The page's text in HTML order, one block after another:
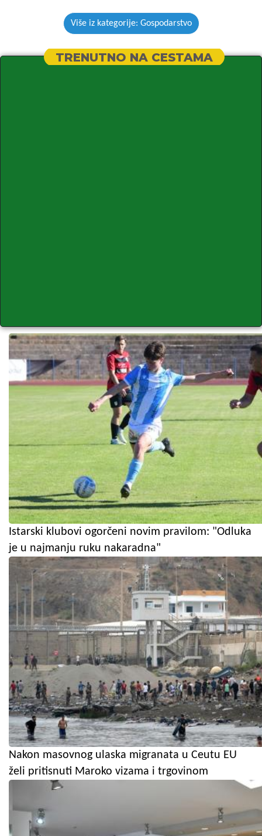
Više iz kategorije: Gospodarstvo
TRENUTNO NA CESTAMA
Istarski klubovi ogorčeni novim pravilom: "Odluka
je u najmanju ruku nakaradna"
Nakon masovnog ulaska migranata u Ceutu EU
želi pritisnuti Maroko vizama i trgovinom